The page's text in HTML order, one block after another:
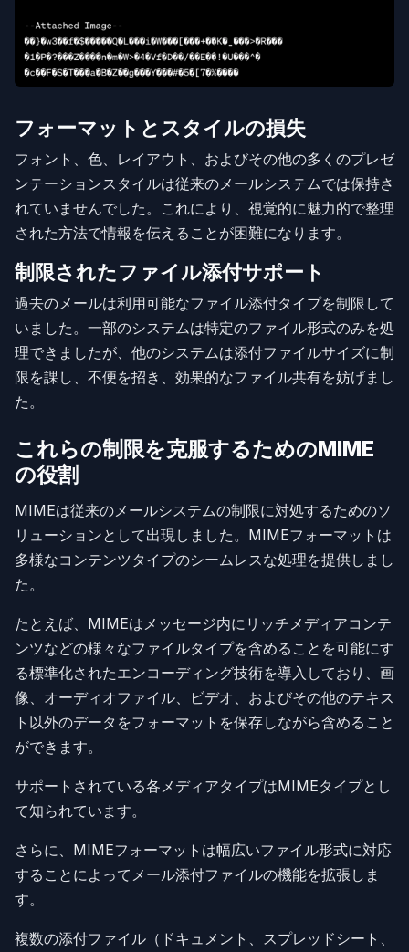
フォーマットとスタイルの損失
フォント、色、レイアウト、およびその他の多くのプレゼ
ンテーションスタイルは従来のメールシステムでは保持さ
れていませんでした。これにより、視覚的に魅力的で整理
された方法で情報を伝えることが困難になります。
制限されたファイル添付サポート
過去のメールは利用可能なファイル添付タイプを制限して
いました。一部のシステムは特定のファイル形式のみを処
理できましたが、他のシステムは添付ファイルサイズに制
限を課し、不便を招き、効果的なファイル共有を妨げまし
た。
これらの制限を克服するためのMIME
の役割
MIMEは従来のメールシステムの制限に対処するためのソ
リューションとして出現しました。MIMEフォーマットは
多様なコンテンツタイプのシームレスな処理を提供しまし
た。
たとえば、MIMEはメッセージ内にリッチメディアコンテ
ンツなどの様々なファイルタイプを含めることを可能にす
る標準化されたエンコーディング技術を導入しており、画
像、オーディオファイル、ビデオ、およびその他のテキス
ト以外のデータをフォーマットを保存しながら含めること
ができます。
サポートされている各メディアタイプはMIMEタイプとし
て知られています。
さらに、MIMEフォーマットは幅広いファイル形式に対応
することによってメール添付ファイルの機能を拡張しま
す。
複数の添付ファイル（ドキュメント、スプレッドシート、